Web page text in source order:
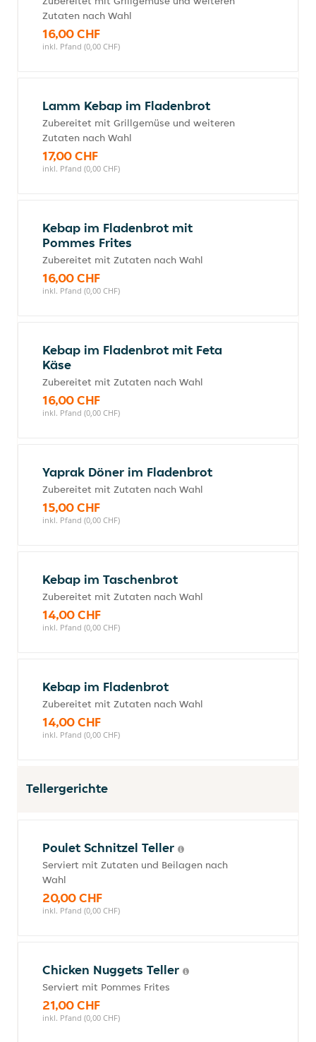
Zutaten nach Wahl
16,00 CHF
inkl. Pfand (0,00 CHF)
Lamm Kebap im Fladenbrot
Zubereitet mit Grillgemüse und weiteren
Zutaten nach Wahl
17,00 CHF
inkl. Pfand (0,00 CHF)
Kebap im Fladenbrot mit
Pommes Frites
Zubereitet mit Zutaten nach Wahl
16,00 CHF
inkl. Pfand (0,00 CHF)
Kebap im Fladenbrot mit Feta
Käse
Zubereitet mit Zutaten nach Wahl
16,00 CHF
inkl. Pfand (0,00 CHF)
Yaprak Döner im Fladenbrot
Zubereitet mit Zutaten nach Wahl
15,00 CHF
inkl. Pfand (0,00 CHF)
Kebap im Taschenbrot
Zubereitet mit Zutaten nach Wahl
14,00 CHF
inkl. Pfand (0,00 CHF)
Kebap im Fladenbrot
Zubereitet mit Zutaten nach Wahl
14,00 CHF
inkl. Pfand (0,00 CHF)
Tellergerichte
Poulet Schnitzel Teller
Serviert mit Zutaten und Beilagen nach
Wahl
20,00 CHF
inkl. Pfand (0,00 CHF)
Chicken Nuggets Teller
Serviert mit Pommes Frites
21,00 CHF
inkl. Pfand (0,00 CHF)